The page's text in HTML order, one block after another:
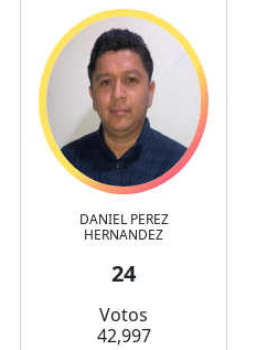
DANIEL PEREZ
HERNANDEZ
24
Votos
42,997